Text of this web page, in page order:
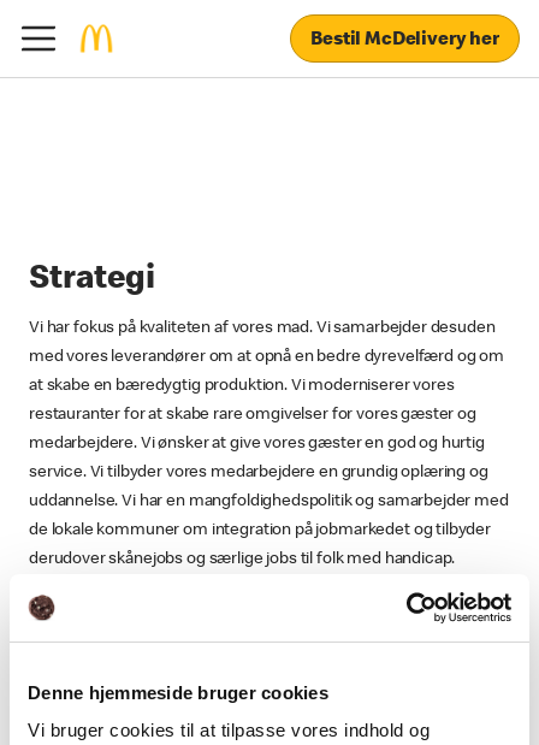
Denne hjemmeside bruger cookies
Vi bruger cookies til at tilpasse vores indhold og
Bestil McDelivery her
Strategi
Vi har fokus på kvaliteten af vores mad. Vi samarbejder desuden
med vores leverandører om at opnå en bedre dyrevelfærd og om
at skabe en bæredygtig produktion. Vi moderniserer vores
restauranter for at skabe rare omgivelser for vores gæster og
medarbejdere. Vi ønsker at give vores gæster en god og hurtig
service. Vi tilbyder vores medarbejdere en grundig oplæring og
uddannelse. Vi har en mangfoldighedspolitik og samarbejder med
de lokale kommuner om integration på jobmarkedet og tilbyder
derudover skånejobs og særlige jobs til folk med handicap.
Vi tager aktivt del i samfundet og er i løbende dialog med danske
op til interviews og dialog. Vi gør det let at finde information om os
og vores mad. Du kan læse meget mere om vores mad,